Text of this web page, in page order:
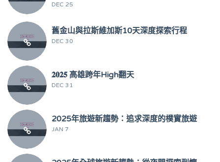
DEC 25
舊金山與拉斯維加斯10天深度探索行程
DEC 30
𝟐𝟎𝟐𝟓 高雄跨年High翻天
DEC 31
2025年旅遊新趨勢：追求深度的樸實旅遊
JAN 7